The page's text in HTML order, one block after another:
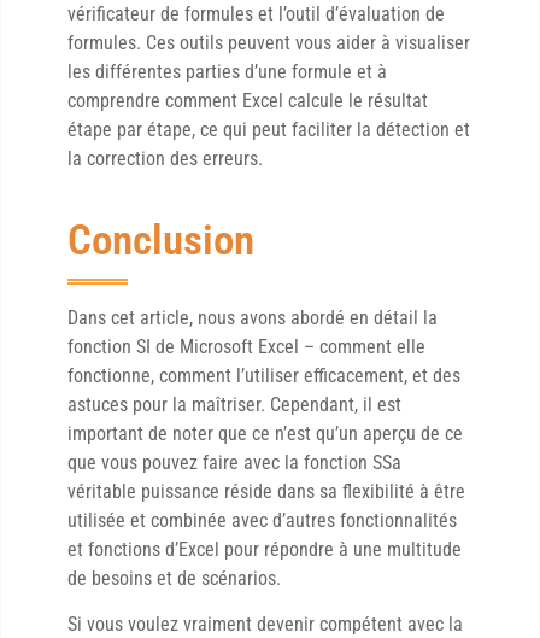
vérificateur de formules et l’outil d’évaluation de
formules. Ces outils peuvent vous aider à visualiser
les différentes parties d’une formule et à
comprendre comment Excel calcule le résultat
étape par étape, ce qui peut faciliter la détection et
la correction des erreurs.
Conclusion
Dans cet article, nous avons abordé en détail la
fonction SI de Microsoft Excel – comment elle
fonctionne, comment l’utiliser efficacement, et des
astuces pour la maîtriser. Cependant, il est
important de noter que ce n’est qu’un aperçu de ce
que vous pouvez faire avec la fonction SSa
véritable puissance réside dans sa flexibilité à être
utilisée et combinée avec d’autres fonctionnalités
et fonctions d’Excel pour répondre à une multitude
de besoins et de scénarios.
Si vous voulez vraiment devenir compétent avec la